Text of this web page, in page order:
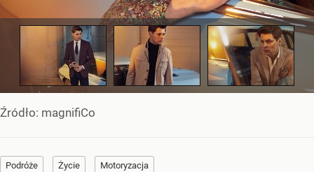
Źródło: magnifiCo
Podróże Życie Motoryzacja